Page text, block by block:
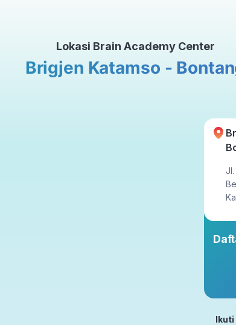
Tatap Muka
Lokasi Brain Academy Center
Brigjen Katamso -
Ikuti